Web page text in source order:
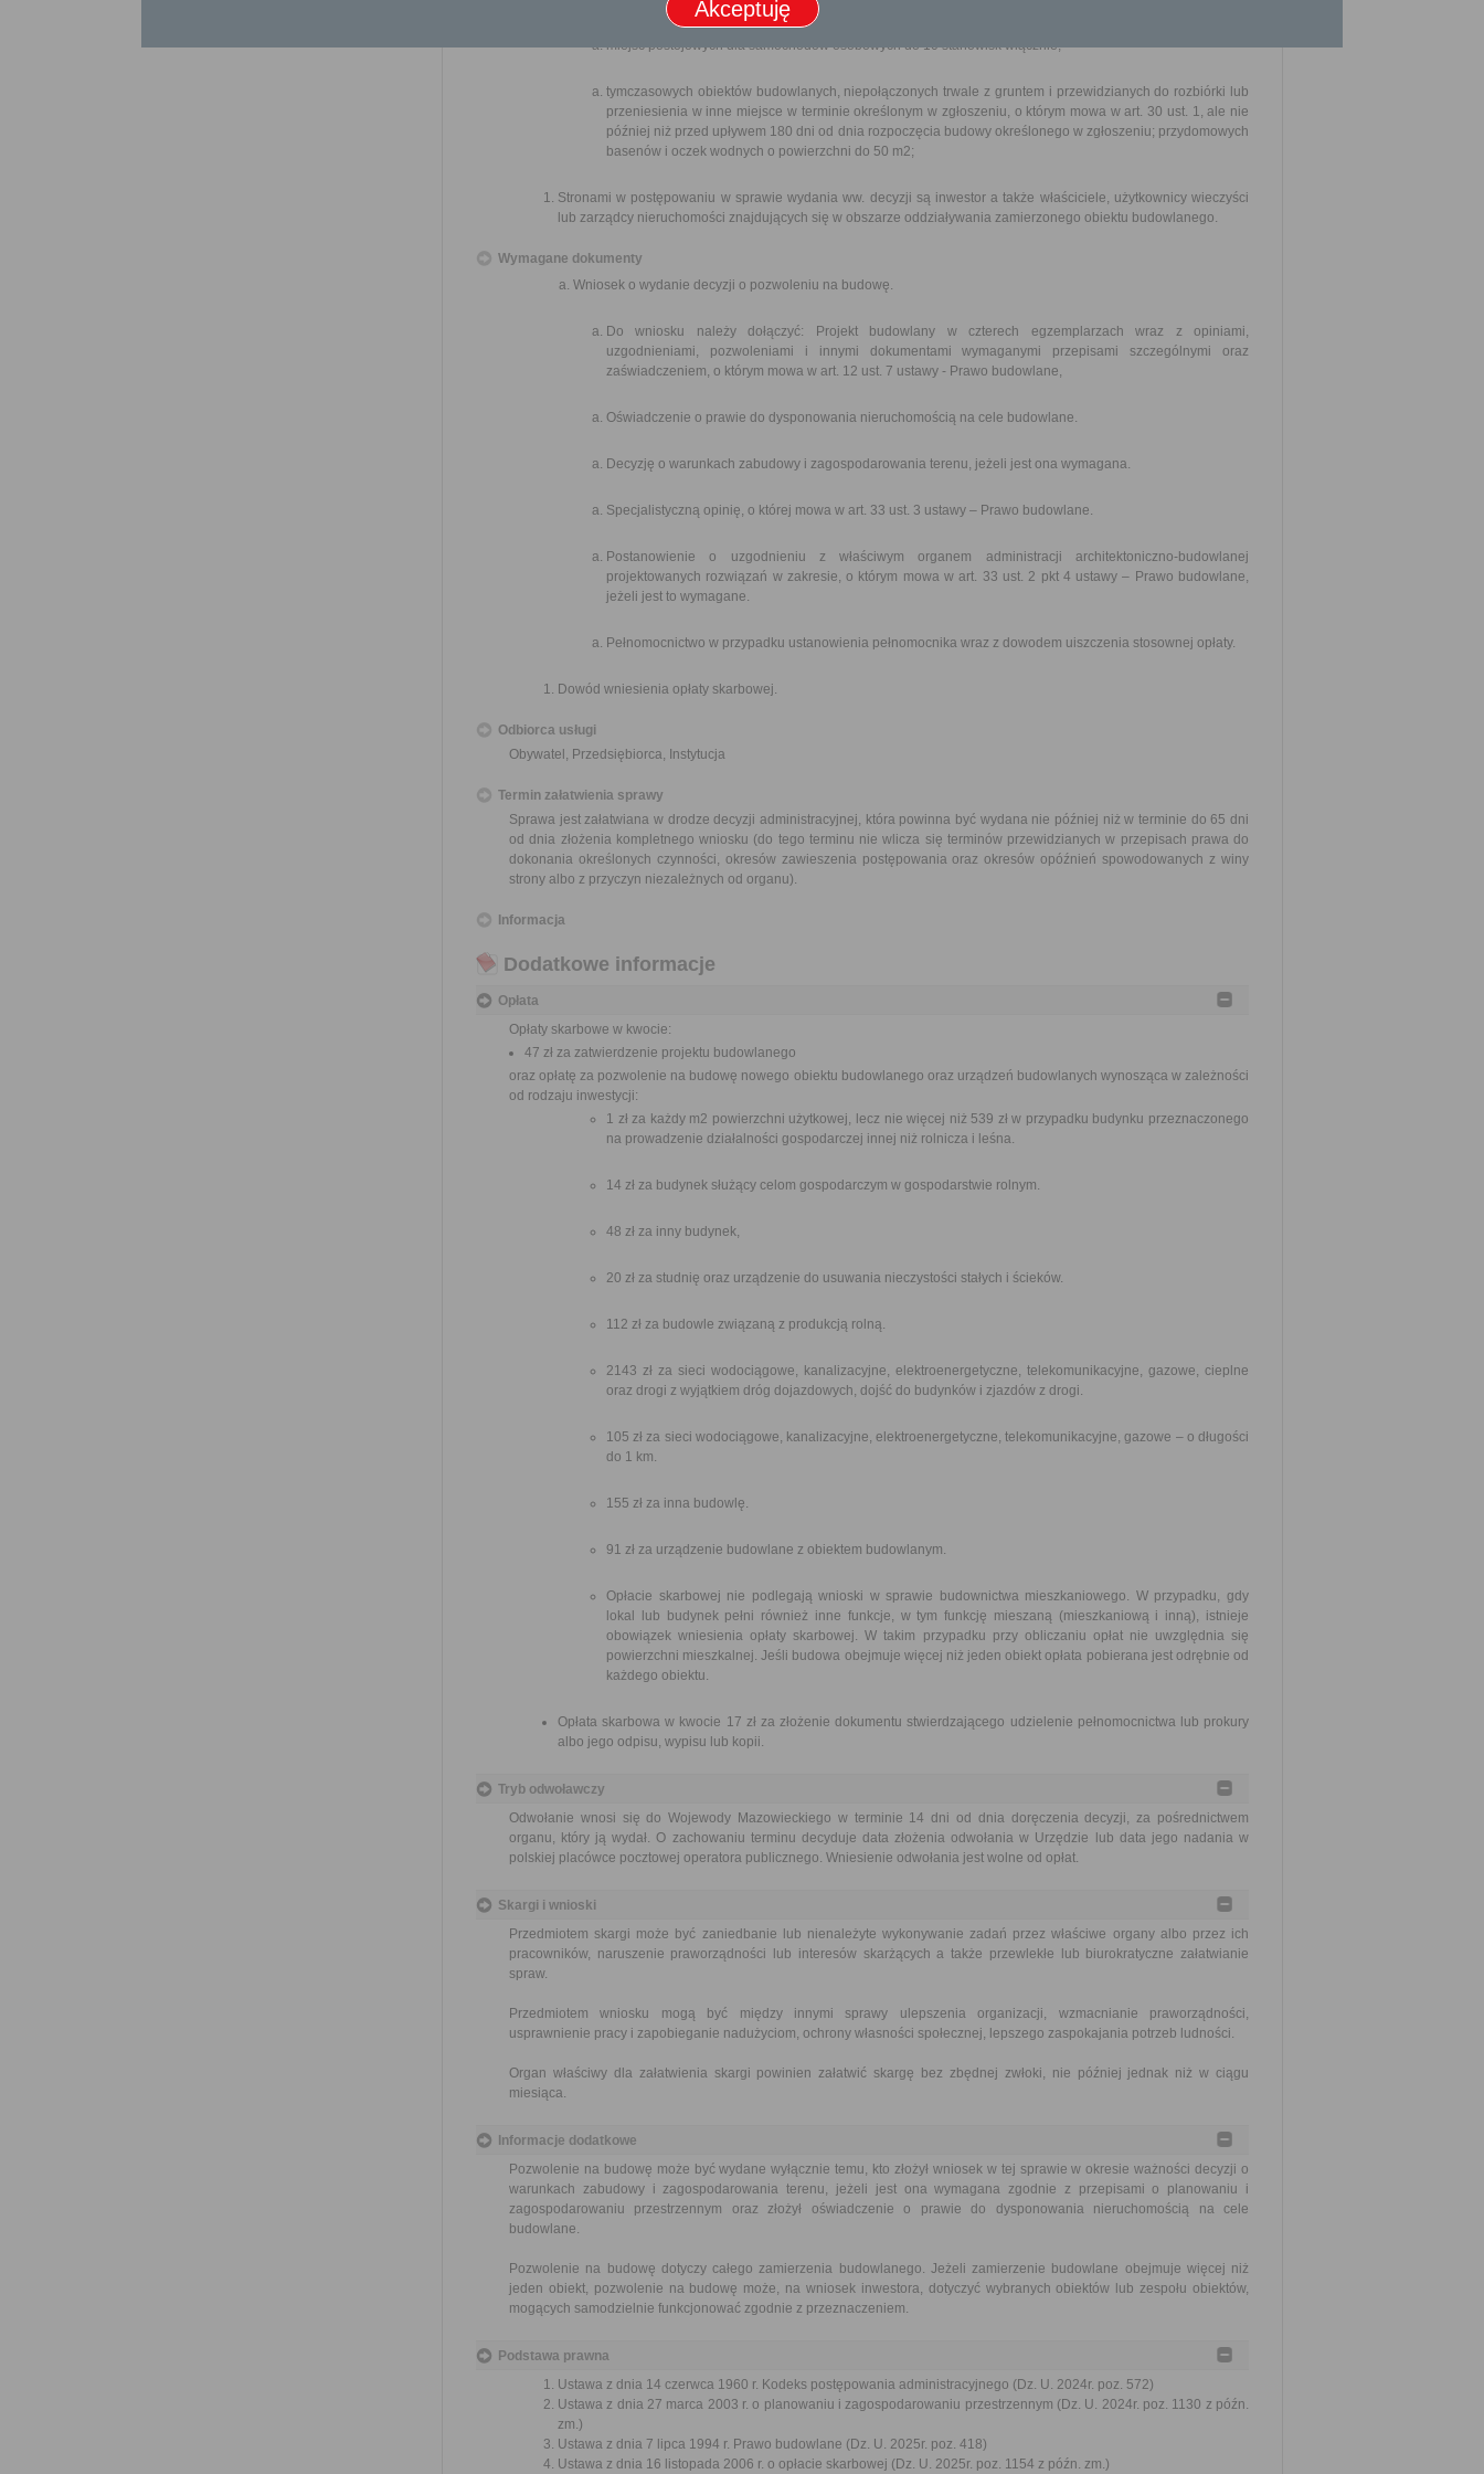
miejsc postojowych dla samochodów osobowych do 10 stanowisk włącznie;
tymczasowych obiektów budowlanych, niepołączonych trwale z gruntem i przewidzianych do rozbiórki lub
przeniesienia w inne miejsce w terminie określonym w zgłoszeniu, o którym mowa w art. 30 ust. 1, ale nie
później niż przed upływem 180 dni od dnia rozpoczęcia budowy określonego w zgłoszeniu; przydomowych
basenów i oczek wodnych o powierzchni do 50 m2;
Stronami w postępowaniu w sprawie wydania ww. decyzji są inwestor a także właściciele, użytkownicy wieczyści
lub zarządcy nieruchomości znajdujących się w obszarze oddziaływania zamierzonego obiektu budowlanego.
Wymagane dokumenty
Wniosek o wydanie decyzji o pozwoleniu na budowę.
Do wniosku należy dołączyć: Projekt budowlany w czterech egzemplarzach wraz z opiniami,
uzgodnieniami, pozwoleniami i innymi dokumentami wymaganymi przepisami szczególnymi oraz
zaświadczeniem, o którym mowa w art. 12 ust. 7 ustawy - Prawo budowlane,
Oświadczenie o prawie do dysponowania nieruchomością na cele budowlane.
Decyzję o warunkach zabudowy i zagospodarowania terenu, jeżeli jest ona wymagana.
Specjalistyczną opinię, o której mowa w art. 33 ust. 3 ustawy – Prawo budowlane.
Postanowienie o uzgodnieniu z właściwym organem administracji architektoniczno-budowlanej
projektowanych rozwiązań w zakresie, o którym mowa w art. 33 ust. 2 pkt 4 ustawy – Prawo budowlane,
jeżeli jest to wymagane.
Pełnomocnictwo w przypadku ustanowienia pełnomocnika wraz z dowodem uiszczenia stosownej opłaty.
Dowód wniesienia opłaty skarbowej.
Odbiorca usługi
Obywatel, Przedsiębiorca, Instytucja
Termin załatwienia sprawy
Sprawa jest załatwiana w drodze decyzji administracyjnej, która powinna być wydana nie później niż w terminie do 65 dni
od dnia złożenia kompletnego wniosku (do tego terminu nie wlicza się terminów przewidzianych w przepisach prawa do
dokonania określonych czynności, okresów zawieszenia postępowania oraz okresów opóźnień spowodowanych z winy
strony albo z przyczyn niezależnych od organu).
Informacja
Dodatkowe informacje
Opłata
Opłaty skarbowe w kwocie:
47 zł za zatwierdzenie projektu budowlanego
oraz opłatę za pozwolenie na budowę nowego obiektu budowlanego oraz urządzeń budowlanych wynosząca w zależności
od rodzaju inwestycji:
1 zł za każdy m2 powierzchni użytkowej, lecz nie więcej niż 539 zł w przypadku budynku przeznaczonego
na prowadzenie działalności gospodarczej innej niż rolnicza i leśna.
14 zł za budynek służący celom gospodarczym w gospodarstwie rolnym.
48 zł za inny budynek,
20 zł za studnię oraz urządzenie do usuwania nieczystości stałych i ścieków.
112 zł za budowle związaną z produkcją rolną.
2143 zł za sieci wodociągowe, kanalizacyjne, elektroenergetyczne, telekomunikacyjne, gazowe, cieplne
oraz drogi z wyjątkiem dróg dojazdowych, dojść do budynków i zjazdów z drogi.
105 zł za sieci wodociągowe, kanalizacyjne, elektroenergetyczne, telekomunikacyjne, gazowe – o długości
do 1 km.
155 zł za inna budowlę.
91 zł za urządzenie budowlane z obiektem budowlanym.
Opłacie skarbowej nie podlegają wnioski w sprawie budownictwa mieszkaniowego. W przypadku, gdy
lokal lub budynek pełni również inne funkcje, w tym funkcję mieszaną (mieszkaniową i inną), istnieje
obowiązek wniesienia opłaty skarbowej. W takim przypadku przy obliczaniu opłat nie uwzględnia się
powierzchni mieszkalnej. Jeśli budowa obejmuje więcej niż jeden obiekt opłata pobierana jest odrębnie od
każdego obiektu.
Opłata skarbowa w kwocie 17 zł za złożenie dokumentu stwierdzającego udzielenie pełnomocnictwa lub prokury
albo jego odpisu, wypisu lub kopii.
Tryb odwoławczy
Odwołanie wnosi się do Wojewody Mazowieckiego w terminie 14 dni od dnia doręczenia decyzji, za pośrednictwem
organu, który ją wydał. O zachowaniu terminu decyduje data złożenia odwołania w Urzędzie lub data jego nadania w
polskiej placówce pocztowej operatora publicznego. Wniesienie odwołania jest wolne od opłat.
Skargi i wnioski
Przedmiotem skargi może być zaniedbanie lub nienależyte wykonywanie zadań przez właściwe organy albo przez ich
pracowników, naruszenie praworządności lub interesów skarżących a także przewlekłe lub biurokratyczne załatwianie
spraw.
Przedmiotem wniosku mogą być między innymi sprawy ulepszenia organizacji, wzmacnianie praworządności,
usprawnienie pracy i zapobieganie nadużyciom, ochrony własności społecznej, lepszego zaspokajania potrzeb ludności.
Organ właściwy dla załatwienia skargi powinien załatwić skargę bez zbędnej zwłoki, nie później jednak niż w ciągu
miesiąca.
Informacje dodatkowe
Pozwolenie na budowę może być wydane wyłącznie temu, kto złożył wniosek w tej sprawie w okresie ważności decyzji o
warunkach zabudowy i zagospodarowania terenu, jeżeli jest ona wymagana zgodnie z przepisami o planowaniu i
zagospodarowaniu przestrzennym oraz złożył oświadczenie o prawie do dysponowania nieruchomością na cele
budowlane.
Pozwolenie na budowę dotyczy całego zamierzenia budowlanego. Jeżeli zamierzenie budowlane obejmuje więcej niż
jeden obiekt, pozwolenie na budowę może, na wniosek inwestora, dotyczyć wybranych obiektów lub zespołu obiektów,
mogących samodzielnie funkcjonować zgodnie z przeznaczeniem.
Podstawa prawna
Ustawa z dnia 14 czerwca 1960 r. Kodeks postępowania administracyjnego (Dz. U. 2024r. poz. 572)
Ustawa z dnia 27 marca 2003 r. o planowaniu i zagospodarowaniu przestrzennym (Dz. U. 2024r. poz. 1130 z późn.
zm.)
Ustawa z dnia 7 lipca 1994 r. Prawo budowlane (Dz. U. 2025r. poz. 418)
Ustawa z dnia 16 listopada 2006 r. o opłacie skarbowej (Dz. U. 2025r. poz. 1154 z późn. zm.)
Akceptuję